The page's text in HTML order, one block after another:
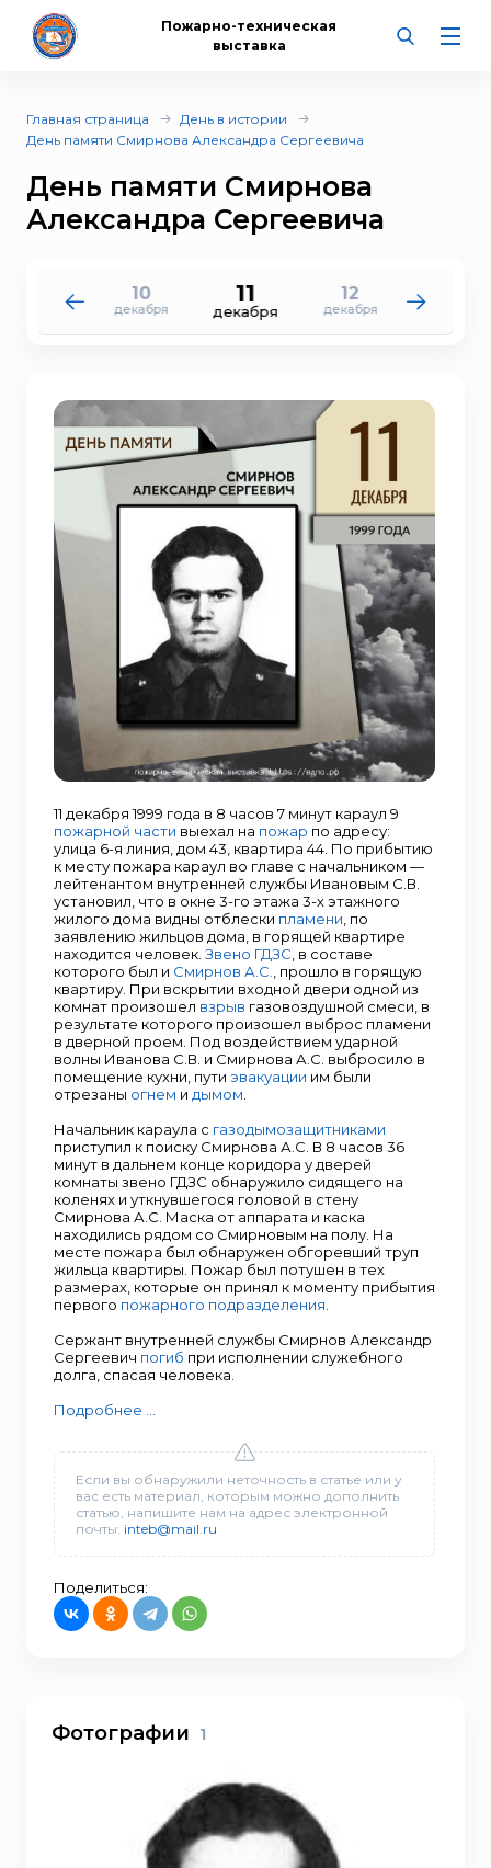
Пожарно-техническая
выставка
Главная страница
День в истории
День памяти Смирнова Александра Сергеевича
День памяти Смирнова
Александра Сергеевича
10
декабря
11
декабря
12
декабря
11 декабря 1999 года в 8 часов 7 минут караул 9
пожарной части выехал на пожар по адресу:
улица 6-я линия, дом 43, квартира 44. По прибытию
к месту пожара караул во главе с начальником —
лейтенантом внутренней службы Ивановым С.В.
установил, что в окне 3-го этажа 3-х этажного
жилого дома видны отблески пламени , по
заявлению жильцов дома, в горящей квартире
находится человек. Звено ГДЗС , в составе
которого был и Смирнов А.С.
, прошло в горящую
квартиру. При вскрытии входной двери одной из
комнат произошел взрыв газовоздушной смеси, в
результате которого произошел выброс пламени
в дверной проем. Под воздействием ударной
волны Иванова С.В. и Смирнова А.С. выбросило в
помещение кухни, пути эвакуации им были
отрезаны огнем и дымом
Начальник караула с газодымозащитниками
приступил к поиску Смирнова А.С. В 8 часов 36
минут в дальнем конце коридора у дверей
комнаты звено ГДЗС обнаружило сидящего на
коленях и уткнувшегося головой в стену
Смирнова А.С. Маска от аппарата и каска
находились рядом со Смирновым на полу. На
месте пожара был обнаружен обгоревший труп
жильца квартиры. Пожар был потушен в тех
размерах, которые он принял к моменту прибытия
первого пожарного подразделения
Сержант внутренней службы Смирнов Александр
Сергеевич погиб при исполнении служебного
долга, спасая человека.
Подробнее ...
Если вы обнаружили неточность в статье или у
вас есть материал, которым можно дополнить
статью, напишите нам на адрес электронной
почты: inteb@mail.ru
Поделиться:
Фотографии 1